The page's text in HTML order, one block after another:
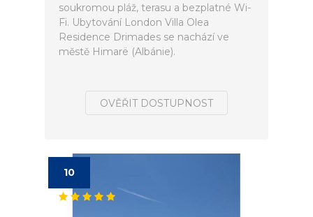
soukromou pláž, terasu a bezplatné Wi-
Fi. Ubytování London Villa Olea
Residence Drimades se nachází ve
městě Himarë (Albánie).
OVĚŘIT DOSTUPNOST
10